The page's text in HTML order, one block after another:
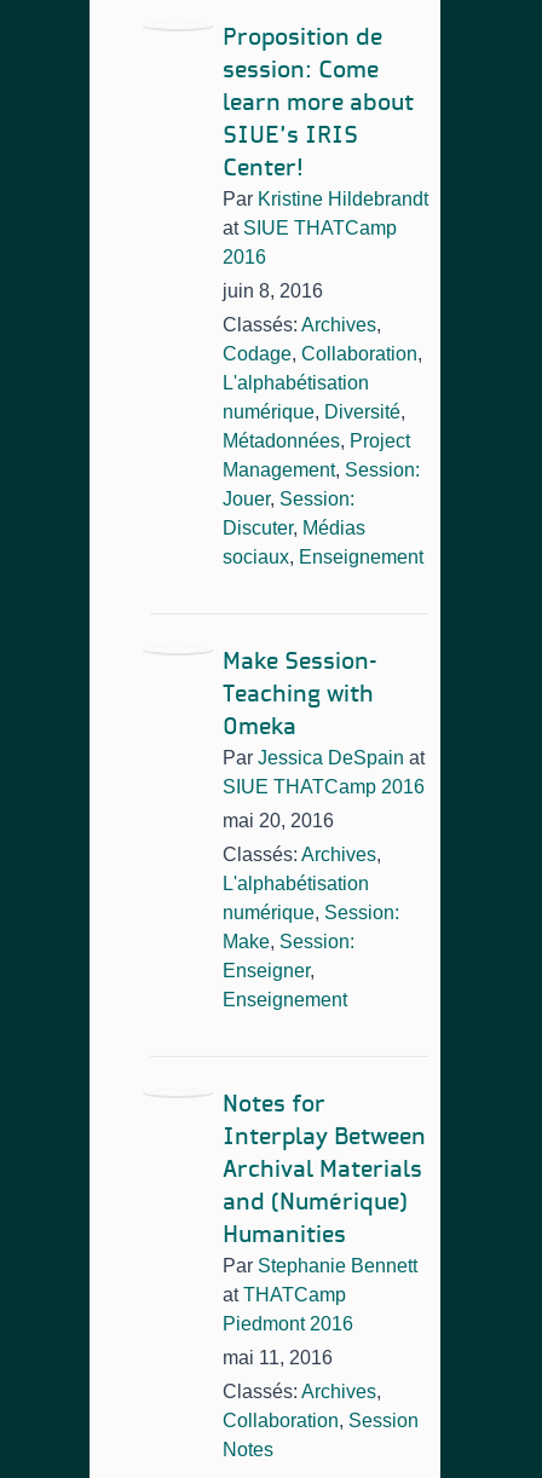
Proposition de
session: Come
learn more about
SIUE’s IRIS
Center!
Par Kristine Hildebrandt
at SIUE THATCamp
2016
juin 8, 2016
Classés: Archives,
Codage, Collaboration,
L'alphabétisation
numérique, Diversité,
Métadonnées, Project
Management, Session:
Jouer, Session:
Discuter, Médias
sociaux, Enseignement
Make Session-
Teaching with
Omeka
Par Jessica DeSpain at
SIUE THATCamp 2016
mai 20, 2016
Classés: Archives,
L'alphabétisation
numérique, Session:
Make, Session:
Enseigner,
Enseignement
Notes for
Interplay Between
Archival Materials
and (Numérique)
Humanities
Par Stephanie Bennett
atTHATCamp
Piedmont 2016
mai 11, 2016
Classés: Archives,
Collaboration, Session
Notes